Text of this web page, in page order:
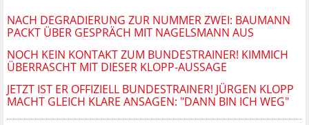
NACH DEGRADIERUNG ZUR NUMMER ZWEI: BAUMANN
PACKT ÜBER GESPRÄCH MIT NAGELSMANN AUS
NOCH KEIN KONTAKT ZUM BUNDESTRAINER! KIMMICH
ÜBERRASCHT MIT DIESER KLOPP-AUSSAGE
JETZT IST ER OFFIZIELL BUNDESTRAINER! JÜRGEN KLOPP
MACHT GLEICH KLARE ANSAGEN: "DANN BIN ICH WEG"